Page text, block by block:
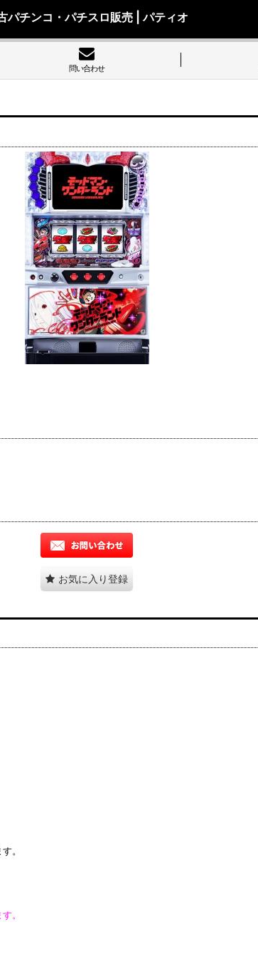
パチンコ・パチスロ販売 | パティオ
問い合わせ
お気に入り登録
。
。